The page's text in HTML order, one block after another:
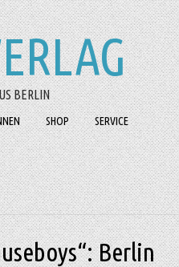
BERLIN
SHOP SERVICE
Berlin